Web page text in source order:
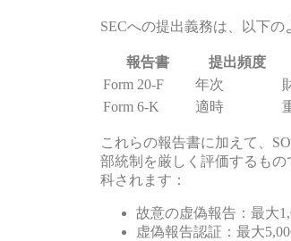
SECへの提出義務は、以下の
報告書 提出頻度
Form 20-F
年次
Form 6-K
適時
これらの報告書に加えて、
部統制を厳しく評価するもの
科されます：
故意の虚偽報告：最大
虚偽報告認証：最大